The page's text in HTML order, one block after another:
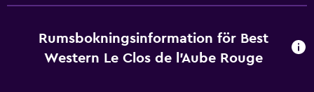
Tillgänglighet och lämplighet
Husdjur får medtagas vid förfrågan. Kostnader kan
Rumsbokningsinformation för Best
Western Le Clos de l'Aube Rouge